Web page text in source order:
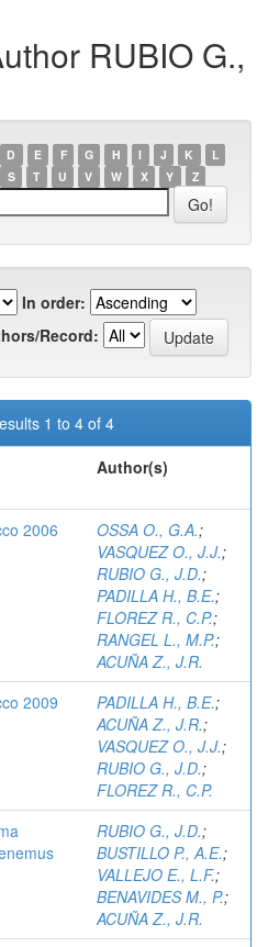
RUBIO G.,
D E F G H I J K
L
S T U V W X Y Z
In order:
Record:
1 to 4 of 4
Author(s)
2006 OSSA O., G.A.;
VASQUEZ O., J.J.;
RUBIO G., J.D.;
PADILLA H., B.E.;
FLOREZ R., C.P.;
RANGEL L., M.P.;
ACUÑA Z., J.R.
2009 PADILLA H., B.E.;
ACUÑA Z., J.R.;
VASQUEZ O., J.J.;
RUBIO G., J.D.;
FLOREZ R., C.P.
RUBIO G., J.D.;
BUSTILLO P., A.E.;
VALLEJO E., L.F.;
BENAVIDES M., P.;
ACUÑA Z., J.R.